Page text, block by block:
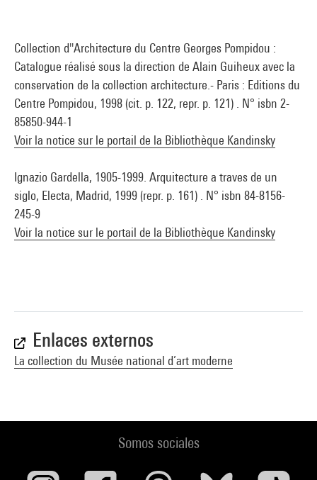
Collection d''Architecture du Centre Georges Pompidou :
Catalogue réalisé sous la direction de Alain Guiheux avec la
conservation de la collection architecture.- Paris : Editions du
Centre Pompidou, 1998 (cit. p. 122, repr. p. 121) . N° isbn 2-
85850-944-1
Voir la notice sur le portail de la Bibliothèque Kandinsky
Ignazio Gardella, 1905-1999. Arquitecture a traves de un
siglo, Electa, Madrid, 1999 (repr. p. 161) . N° isbn 84-8156-
245-9
Voir la notice sur le portail de la Bibliothèque Kandinsky
Enlaces externos
La collection du Musée national d’art moderne
Somos sociales